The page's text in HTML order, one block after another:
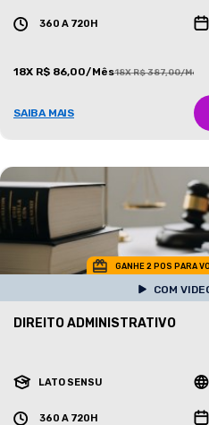
360 A 720H
18X R$ 86,00/Mês18X R$ 387,00/Mês
SAIBA MAIS
GANHE 2 POS PARA
COM
DIREITO ADMINISTRATIVO
LATO SENSU
360 A 720H